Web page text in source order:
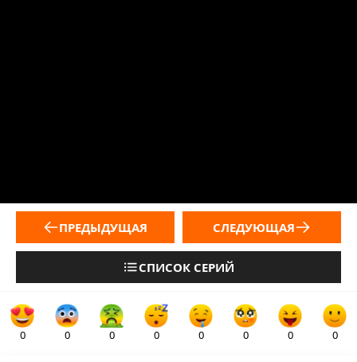
ПРЕДЫДУЩАЯ
СПИСОК СЕРИЙ
СЛЕДУЮЩАЯ
0 0 0 0 0 0 0 0